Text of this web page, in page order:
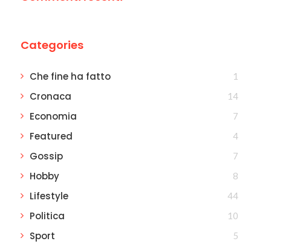
Categories
Che fine ha fatto 1
Cronaca 14
Economia 7
Featured 4
Gossip 7
Hobby 8
Lifestyle 44
Politica 10
Sport 5